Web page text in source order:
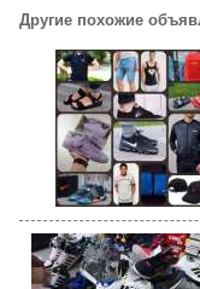
Другие похожие